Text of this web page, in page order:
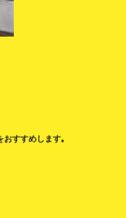
おすすめします｡